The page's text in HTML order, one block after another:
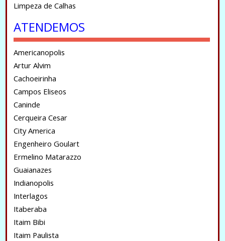
Limpeza de Calhas
ATENDEMOS
Americanopolis
Artur Alvim
Cachoeirinha
Campos Eliseos
Caninde
Cerqueira Cesar
City America
Engenheiro Goulart
Ermelino Matarazzo
Guaianazes
Indianopolis
Interlagos
Itaberaba
Itaim Bibi
Itaim Paulista